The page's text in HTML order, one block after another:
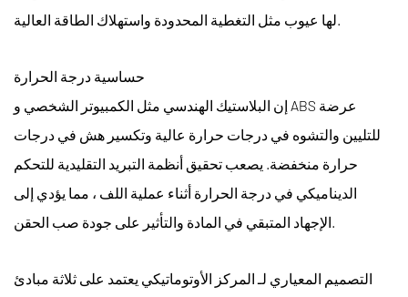
حساسية درجة الحرارة
إن البلاستيك الهندسي مثل الكمبيوتر الشخصي و ABS عرضة
للتليين والتشوه في درجات حرارة عالية وتكسير هش في درجات
حرارة منخفضة. يصعب تحقيق أنظمة التبريد التقليدية للتحكم
الديناميكي في درجة الحرارة أثناء عملية اللف ، مما يؤدي إلى
التصميم المعياري لـ المركز الأوتوماتيكي يعتمد على ثلاثة مبادئ